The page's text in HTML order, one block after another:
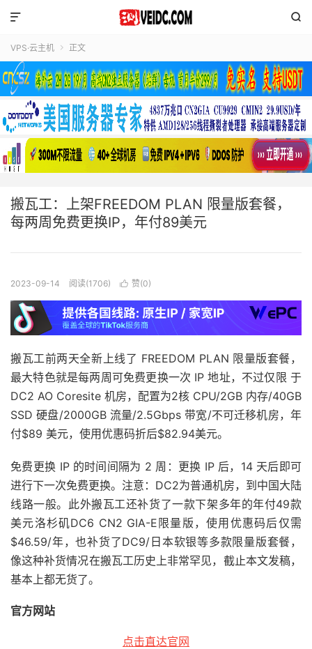


VPS·云主机  正文
搬瓦工：上架FREEDOM PLAN 限量版套餐，
每两周免费更换IP，年付89美元
2023-09-14 阅读(1706)  赞(0)
搬瓦工前两天全新上线了 FREEDOM PLAN 限量版套餐，
最大特色就是每两周可免费更换一次 IP 地址，不过仅限 于
DC2 AO Coresite 机房，配置为2核 CPU/2GB 内存/40GB
SSD 硬盘/2000GB 流量/2.5Gbps 带宽/不可迁移机房，年
付$89 美元，使用优惠码折后$82.94美元。
免费更换 IP 的时间间隔为 2 周：更换 IP 后，14 天后即可
进行下一次免费更换。注意：DC2为普通机房，到中国大陆
线路一般。此外搬瓦工还补货了一款下架多年的年付49款
美元洛杉矶DC6 CN2 GIA-E限量版，使用优惠码后仅需
$46.59/年，也补货了DC9/日本软银等多款限量版套餐，
像这种补货情况在搬瓦工历史上非常罕见，截止本文发稿，
基本上都无货了。
官方网站
点击直达官网